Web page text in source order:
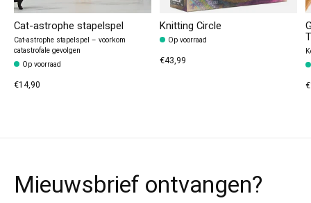
Cat-astrophe stapelspel
Cat-astrophe stapelspel – voorkom
catastrofale gevolgen
Op voorraad
€14,90
Knitting Circle
Op voorraad
€43,99
Mieuwsbrief ontvangen?